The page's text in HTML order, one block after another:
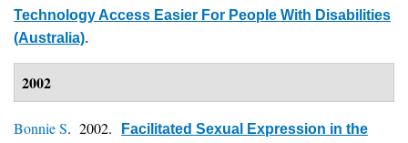
Technology Access Easier For People With Disabilities
(Australia).
2002
Bonnie S. 2002.
Facilitated Sexual Expression in the